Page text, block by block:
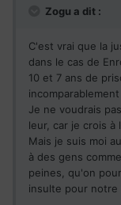
Zogu a dit :
C'est vrai que la
dans le cas de
10 et 7 ans de
Je ne voudrais
leur, car je crois
Mais je suis moi
à des gens
peines, qu'on
insulte pour notre